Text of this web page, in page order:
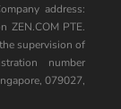
address:
ZEN.COM PTE.
supervision of
number
079027,